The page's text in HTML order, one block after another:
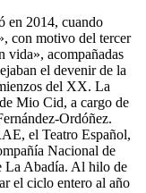
en 2014, cuando
con motivo del tercer
vida», acompañadas
el devenir de la
del XX. La
Mio Cid, a cargo de
Ordóñez.
el Teatro Español,
Nacional de
La Abadía. Al hilo de
el ciclo entero al año